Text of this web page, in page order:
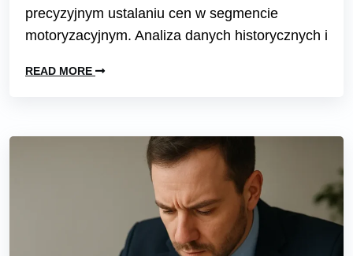
precyzyjnym ustalaniu cen w segmencie
motoryzacyjnym. Analiza danych historycznych i
READ MORE